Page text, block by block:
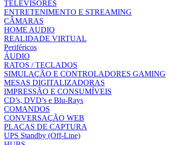
TELEVISORES
ENTRETENIMENTO E STREAMING
CÂMARAS
HOME AUDIO
REALIDADE VIRTUAL
Periféricos
ÁUDIO
RATOS / TECLADOS
SIMULAÇÃO E CONTROLADORES GAMING
MESAS DIGITALIZADORAS
IMPRESSÃO E CONSUMÍVEIS
CD’s, DVD’s e Blu-Rays
COMANDOS
CONVERSAÇÃO WEB
PLACAS DE CAPTURA
UPS Standby (Off-Line)